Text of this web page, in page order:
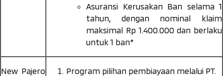
Asuransi Kerusakan Ban selama 1
tahun, dengan nominal klaim
maksimal Rp 1.400.000 dan berlaku
untuk 1 ban*
New Pajero
Program pilihan pembiayaan melalui PT.